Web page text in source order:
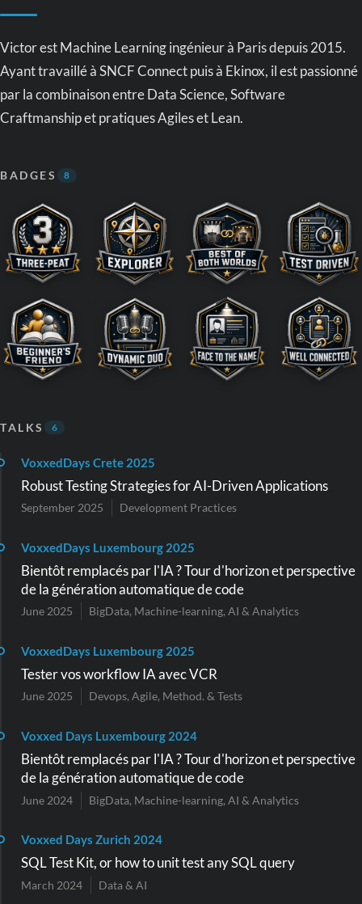
Victor est Machine Learning ingénieur à Paris depuis 2015.
Ayant travaillé à SNCF Connect puis à Ekinox, il est passionné
par la combinaison entre Data Science, Software
Craftmanship et pratiques Agiles et Lean.
BADGES 8
TALKS 6
VoxxedDays Crete 2025
Robust Testing Strategies for AI-Driven Applications
September 2025 Development Practices
VoxxedDays Luxembourg 2025
Bientôt remplacés par l'IA ? Tour d'horizon et perspective
de la génération automatique de code
June 2025 BigData, Machine-learning, AI & Analytics
VoxxedDays Luxembourg 2025
Tester vos workflow IA avec VCR
June 2025 Devops, Agile, Method. & Tests
Voxxed Days Luxembourg 2024
Bientôt remplacés par l'IA ? Tour d'horizon et perspective
de la génération automatique de code
June 2024 BigData, Machine-learning, AI & Analytics
Voxxed Days Zurich 2024
SQL Test Kit, or how to unit test any SQL query
March 2024 Data & AI